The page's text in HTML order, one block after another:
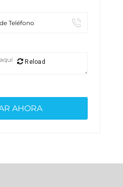
Reload